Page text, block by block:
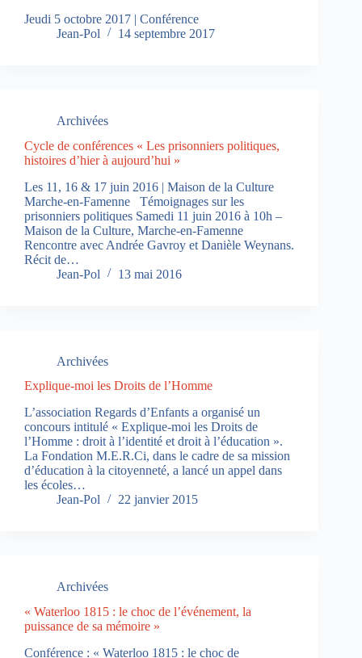
Jeudi 5 octobre 2017 | Conférence
Jean-Pol
14 septembre 2017
Archivées
Cycle de conférences « Les prisonniers politiques,
histoires d’hier à aujourd’hui »
Les 11, 16 & 17 juin 2016 | Maison de la Culture
Marche-en-Famenne Témoignages sur les
prisonniers politiques Samedi 11 juin 2016 à 10h –
Maison de la Culture, Marche-en-Famenne
Rencontre avec Andrée Gavroy et Danièle Weynans.
Récit de…
Jean-Pol
13 mai 2016
Archivées
Explique-moi les Droits de l’Homme
L’association Regards d’Enfants a organisé un
concours intitulé « Explique-moi les Droits de
l’Homme : droit à l’identité et droit à l’éducation ».
La Fondation M.E.R.Ci, dans le cadre de sa mission
d’éducation à la citoyenneté, a lancé un appel dans
les écoles…
Jean-Pol
22 janvier 2015
Archivées
« Waterloo 1815 : le choc de l’événement, la
puissance de sa mémoire »
Conférence : « Waterloo 1815 : le choc de